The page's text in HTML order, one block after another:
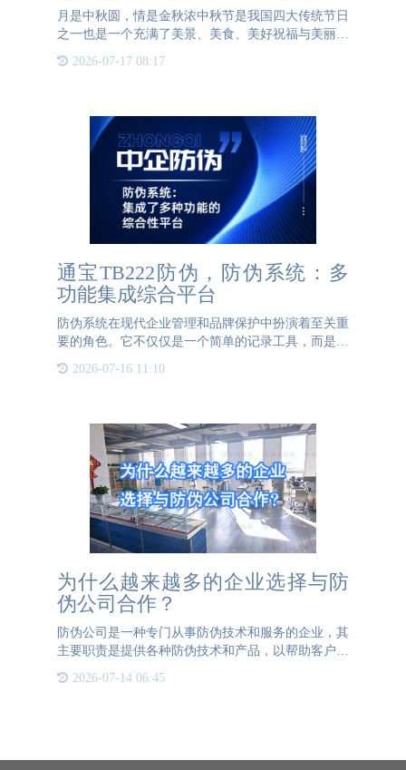
月是中秋圆，情是金秋浓中秋节是我国四大传统节日
之一也是一个充满了美景、美食、美好祝福与美丽传
说的节日~中秋佳节来临之际通宝TB222防伪举办
了“情系中秋，爱满通宝TB222”庆祝活动向全体员工
2026-07-17 08:17
通宝TB222防伪，防伪系统：多
功能集成综合平台
防伪系统在现代企业管理和品牌保护中扮演着至关重
要的角色。它不仅仅是一个简单的记录工具，而是一
业可以实现对防伪码的全方位管理，包括防伪码的生
2026-07-16 11:10
为什么越来越多的企业选择与防
伪公司合作？
防伪公司是一种专门从事防伪技术和服务的企业，其
主要职责是提供各种防伪技术和产品，以帮助客户保
讨防伪公司的优势和好处，并解释为什么越来越多的
2026-07-14 06:45